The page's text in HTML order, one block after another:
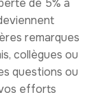
de 5% à
remarques
collègues ou
questions ou
efforts